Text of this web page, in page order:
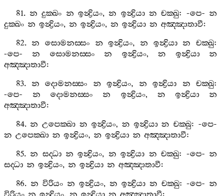
81. න දුක‍්ඛං න ඉන්‍ද්‍රියං,න ඉන්‍ද්‍රියා න චක‍්ඛු: -පෙ-න
දුක‍්ඛං න ඉන්‍ද්‍රියං, න ඉන්‍ද්‍රියං, න ඉන්‍ද්‍රියා න අඤ‍්ඤාතාවී:
82.න සොමනස‍්සං න ඉන්‍ද්‍රියං, න ඉන්‍ද්‍රියා න චක‍්ඛු:
-පෙ-න සොමනස‍්සං න ඉන්‍ද්‍රියං,න ඉන්‍ද්‍රියා
න
අඤ‍්ඤාතාවී:
83.න දොමනස‍්සං න ඉන්‍ද්‍රියං, න ඉන්‍ද්‍රියා න චක‍්ඛු:
-පෙ-න දොමනස‍්සං න ඉන්‍ද්‍රියං, න ඉන්‍ද්‍රියා
න
අඤ‍්ඤාතාවී:
84.න උපෙක‍්ඛා න ඉන්‍ද්‍රියං, න ඉන්‍ද්‍රියා න චක‍්ඛු: -පෙ-
න උපෙක‍්ඛා න ඉන්‍ද්‍රියං, න ඉන්‍ද්‍රියා න අඤ‍්ඤාතාවී:
85.න සද‍්ධා න ඉන්‍ද්‍රියං, න ඉන්‍ද්‍රියා න චක‍්ඛු: -පෙ- න
සද‍්ධා න ඉන්‍ද්‍රියං, න ඉන්‍ද්‍රියා න අඤ‍්ඤාතාවී:
86. න විරියං න ඉන්‍ද්‍රියං, න ඉන්‍ද්‍රියා න චක‍්ඛු: -පෙ-න